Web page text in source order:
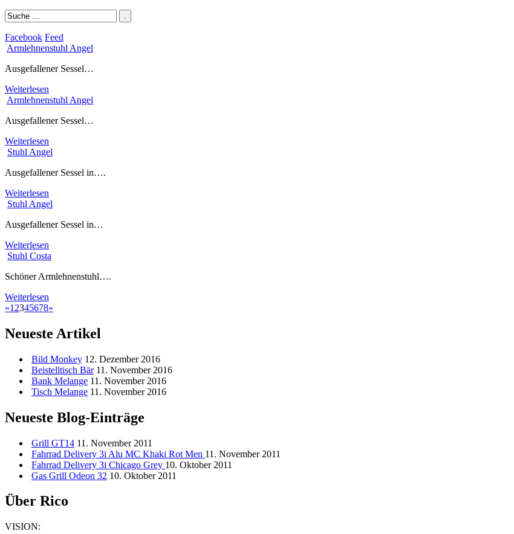
Facebook Feed
Armlehnenstuhl Angel
Ausgefallener Sessel…
Weiterlesen
Armlehnenstuhl Angel
Ausgefallener Sessel…
Weiterlesen
Stuhl Angel
Ausgefallener Sessel in….
Weiterlesen
Stuhl Angel
Ausgefallener Sessel in…
Weiterlesen
Stuhl Costa
Schöner Armlehnenstuhl….
Weiterlesen
«1 2345678»
Neueste Artikel
Bild Monkey 12. Dezember 2016
Beistelltisch Bär 11. November 2016
Bank Melange 11. November 2016
Tisch Melange 11. November 2016
Neueste Blog-Einträge
Grill GT14 11. November 2011
Fahrrad Delivery 3i Alu MC Khaki Rot Men 11. November 2011
Fahrrad Delivery 3i Chicago Grey 10. Oktober 2011
Gas Grill Odeon 32 10. Oktober 2011
Über Rico
VISION: